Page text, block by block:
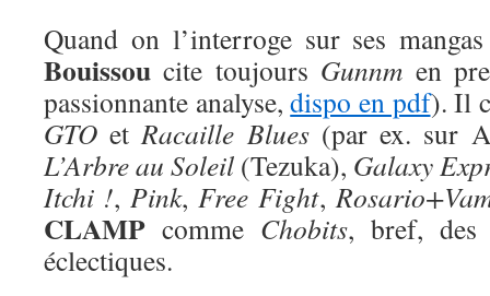
Quand on l’interroge sur ses
Bouissou cite toujours Gunnm en
passionnante analyse,dispo en pdf). Il
GTO etRacaille Blues(par ex. sur
L’Arbre au Soleil (Tezuka), Galaxy
Itchi !,Pink,Free Fight,
CLAMP comme Chobits, bref, des
éclectiques.